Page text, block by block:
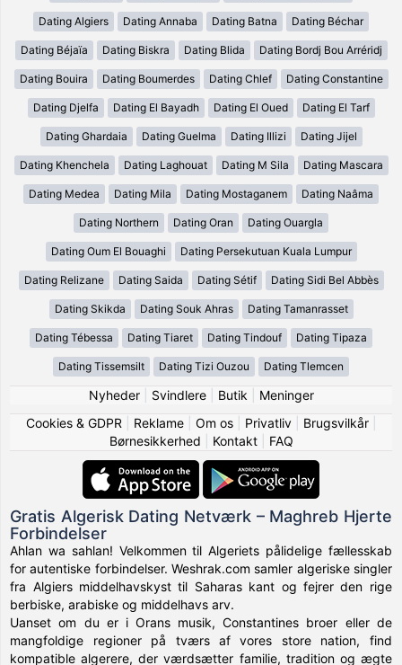
Dating Algiers Dating Annaba Dating Batna Dating Béchar
Dating Béjaïa Dating Biskra Dating Blida Dating Bordj Bou Arréridj
Dating Bouira Dating Boumerdes Dating Chlef Dating Constantine
Dating Djelfa Dating El Bayadh Dating El Oued Dating El Tarf
Dating Ghardaia Dating Guelma Dating Illizi Dating Jijel
Dating Khenchela Dating Laghouat Dating M Sila Dating Mascara
Dating Medea Dating Mila Dating Mostaganem Dating Naâma
Dating Northern Dating Oran Dating Ouargla
Dating Oum El Bouaghi Dating Persekutuan Kuala Lumpur
Dating Relizane Dating Saida Dating Sétif Dating Sidi Bel Abbès
Dating Skikda Dating Souk Ahras Dating Tamanrasset
Dating Tébessa Dating Tiaret Dating Tindouf Dating Tipaza
Dating Tissemsilt Dating Tizi Ouzou Dating Tlemcen
Nyheder| Svindlere| Butik
Meninger
Cookies & GDPR
Reklame| Om os| Privatliv| Brugsvilkår|
Børnesikkerhed
Kontakt| FAQ
Gratis Algerisk Dating Netværk – Maghreb Hjerte
Forbindelser
Ahlan wa sahlan! Velkommen til Algeriets pålidelige fællesskab
for autentiske forbindelser. Weshrak.com samler algeriske singler
fra Algiers middelhavskyst til Saharas kant og fejrer den rige
berbiske, arabiske og middelhavs arv.
Uanset om du er i Orans musik, Constantines broer eller de
mangfoldige regioner på tværs af vores store nation, find
kompatible algerere, der værdsætter familie, tradition og ægte